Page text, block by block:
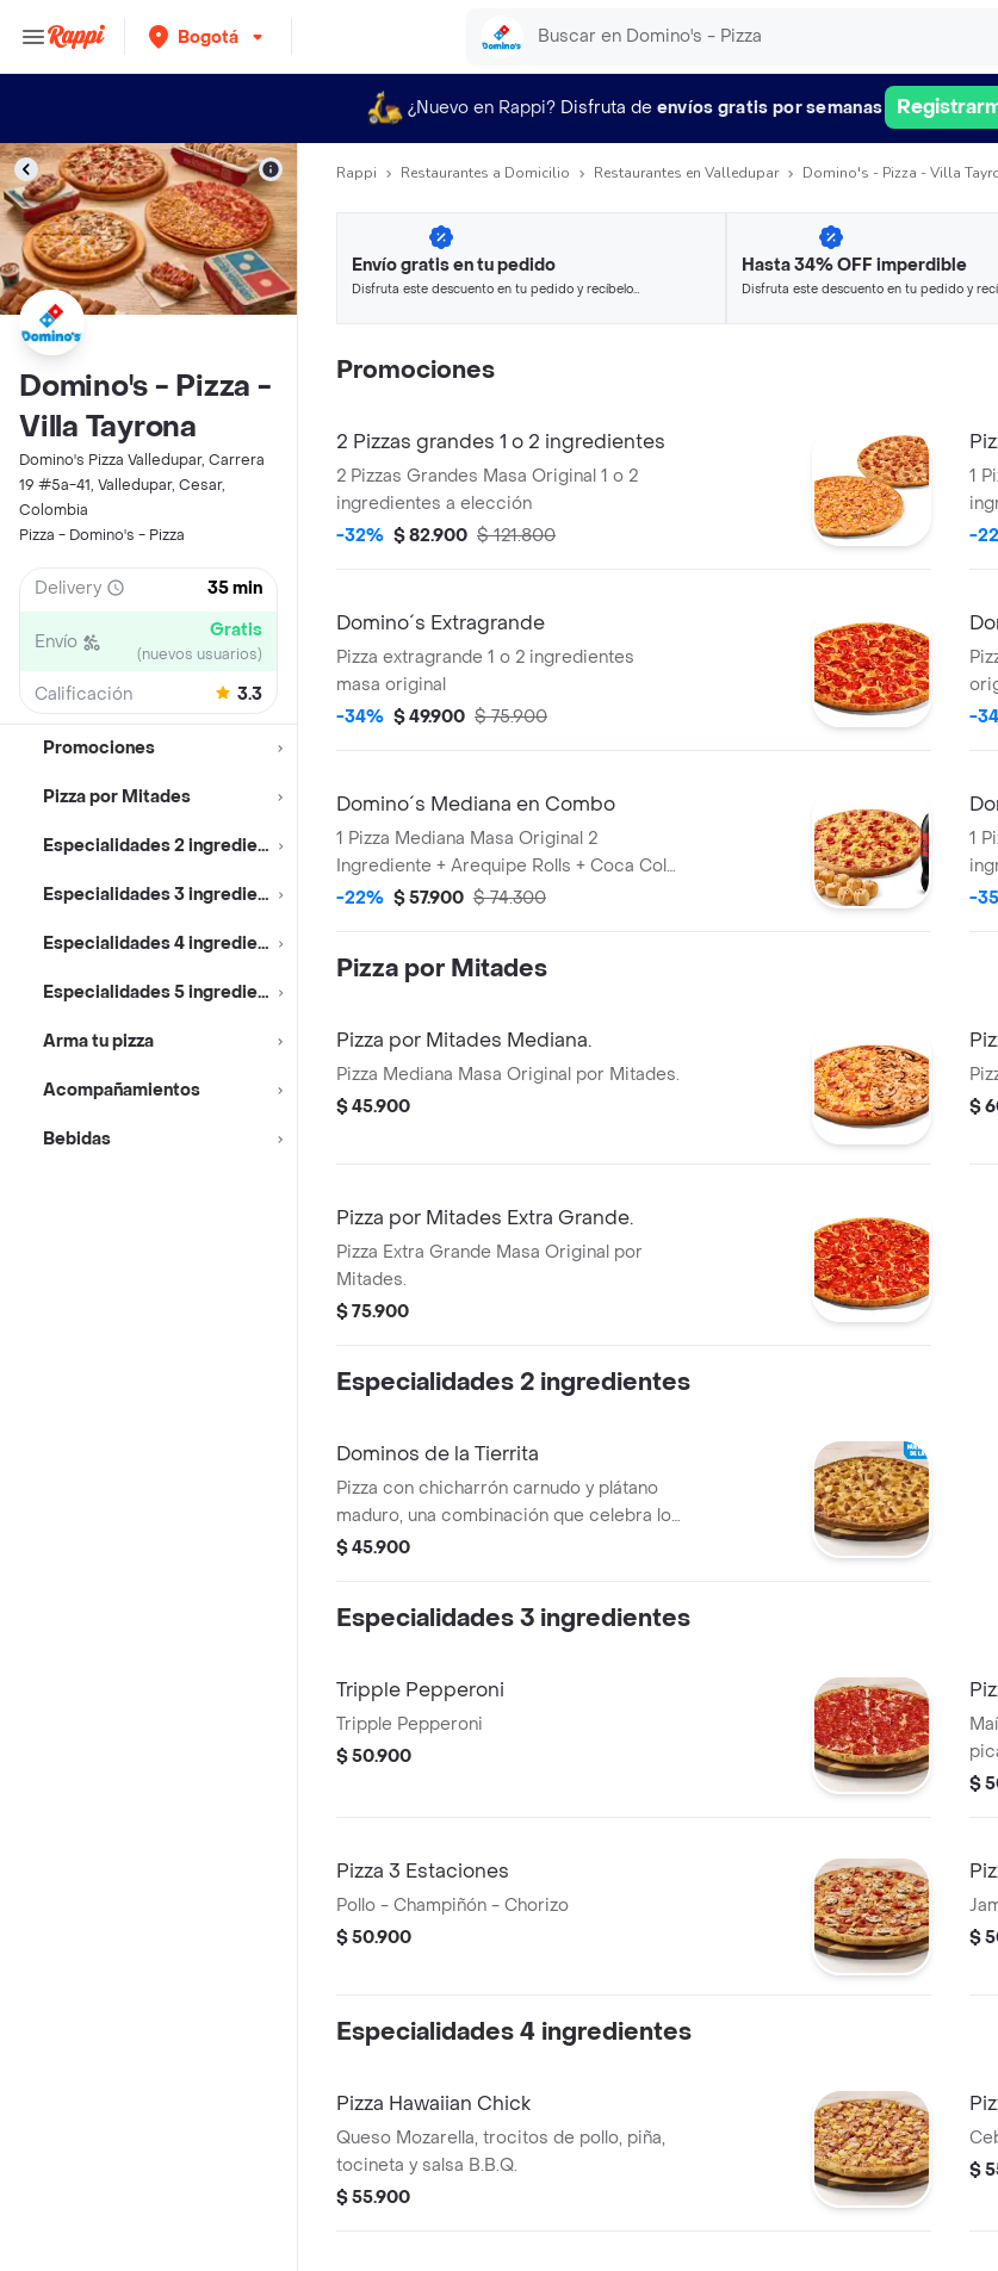
Bogotá
¿Nuevo en Rappi? Disfruta de envíos gratis por semanas
Domino's - Pizza -
Villa Tayrona
Domino's Pizza Valledupar, Carrera
19 #5a-41, Valledupar, Cesar,
Colombia
Pizza - Domino's - Pizza
Delivery 35 min
Envío Gratis
(nuevos usuarios)
Calificación 3.3
Promociones
Pizza por Mitades
Especialidades 2 ingredientes
Especialidades 3 ingredientes
Especialidades 4 ingredientes
Especialidades 5 ingredientes
Arma tu pizza
Acompañamientos
Bebidas
Rappi Restaurantes a Domicilio Restaurantes en Valledupar Domino's - Pizza - Villa
Envío gratis en tu pedido
Disfruta este descuento en tu pedido y recíbelo
Hasta 34% OFF imperdible
Disfruta este descuento en tu pedido y
Promociones
2 Pizzas grandes 1 o 2 ingredientes
2 Pizzas Grandes Masa Original 1 o 2
ingredientes a elección
-32% $ 82.900 $ 121.800
1
-
Domino´s Extragrande
Pizza extragrande 1 o 2 ingredientes
masa original
-34% $ 49.900 $ 75.900
-
Domino´s Mediana en Combo
1 Pizza Mediana Masa Original 2
Ingrediente + Arequipe Rolls + Coca Cola
Zero 1.5lts.
-22% $ 57.900 $ 74.300
1
-
Pizza por Mitades
Pizza por Mitades Mediana.
Pizza Mediana Masa Original por Mitades.
$ 45.900
$
Pizza por Mitades Extra Grande.
Pizza Extra Grande Masa Original por
Mitades.
$ 75.900
Especialidades 2 ingredientes
Dominos de la Tierrita
Pizza con chicharrón carnudo y plátano
maduro, una combinación que celebra los
sabores de Colombia en cada bocado
$ 45.900
Especialidades 3 ingredientes
Tripple Pepperoni
Tripple Pepperoni
$ 50.900
$
Pizza 3 Estaciones
Pollo - Champiñón - Chorizo
$ 50.900
$
Especialidades 4 ingredientes
Pizza Hawaiian Chick
Queso Mozarella, trocitos de pollo, piña,
tocineta y salsa B.B.Q.
$ 55.900
$